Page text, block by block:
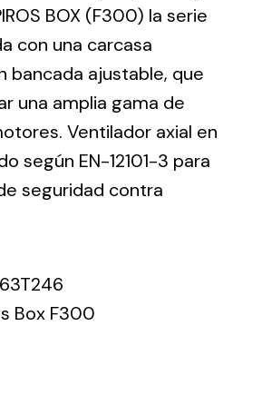
Solar
solares para todo tipo
for all kinds of needs.
BOX (F300) la serie
con una carcasa
bancada ajustable, que
una amplia gama de
Ventilador axial en
según EN-12101-3 para
seguridad contra
Box F300